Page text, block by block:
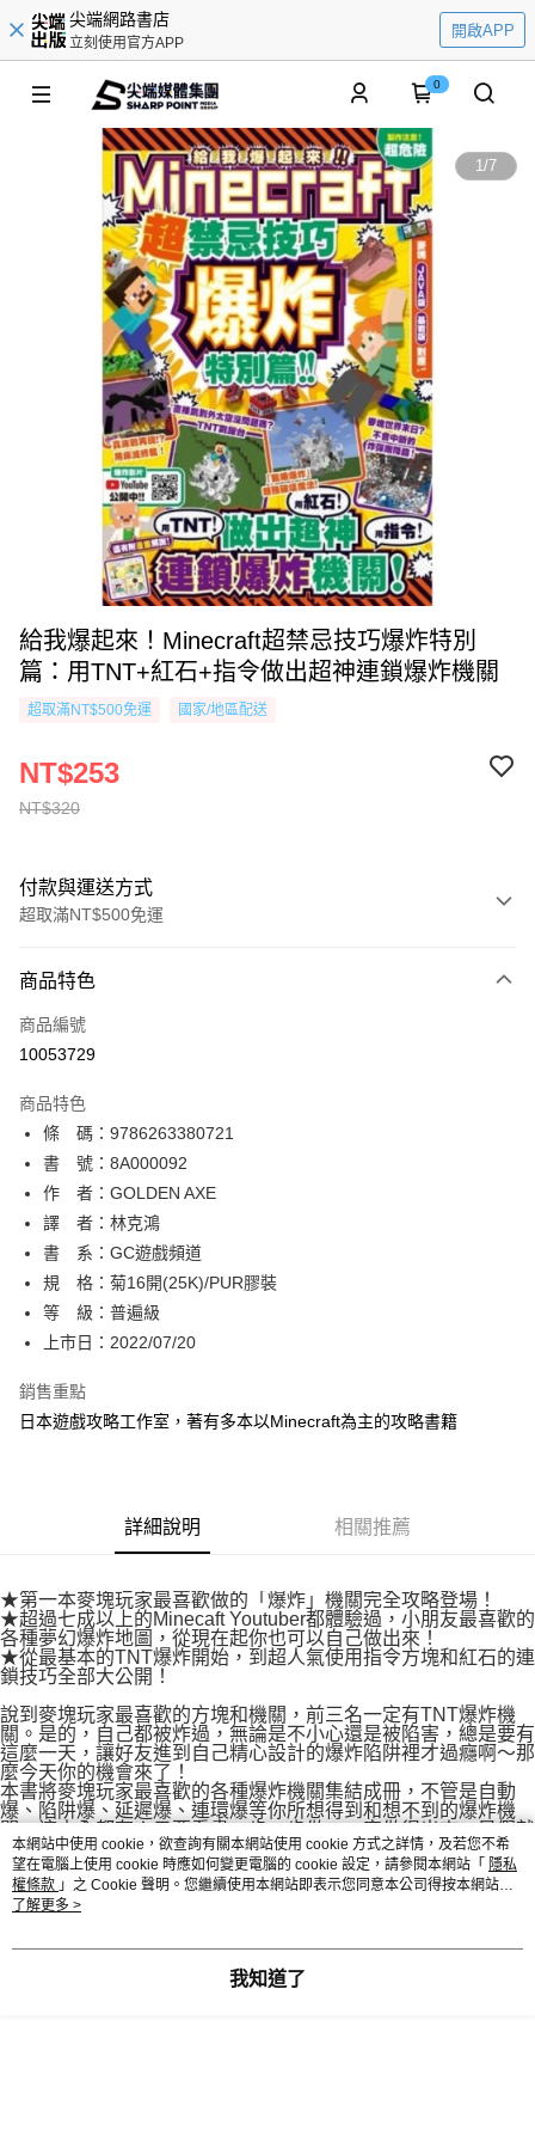
尖端網路書店
立刻使用官方APP
開啟APP
0
1/7
給我爆起來！Minecraft超禁忌技巧爆炸特別
篇：用TNT+紅石+指令做出超神連鎖爆炸機關
超取滿NT$500免運 國家/地區配送
NT$320
NT$253
付款與運送方式
超取滿NT$500免運
信用卡一次付款
超商取貨付款
相關說明
【關於「AFTEE先享後付」】
AFTEE先享後付是「在收到商品之後才付款」的支付方式。 讓您購物簡單
便利好安心！
１．簡單：不需註冊會員、不需綁卡、不需儲值。
２．便利：只要手機號碼，簡訊認證，即可結帳。
３．安心：先確認商品／服務後，再付款。
【「AFTEE先享後付」結帳流程】
１．於結帳方式選擇「AFTEE先享後付」後，將跳轉至「AFTEE先享後付」
結帳頁面，進行簡訊認證並確認金額後，即可完成結帳。
２．訂單成立數日內，您將收到繳費通知簡訊。
ATM／網路銀行／等多元方式進行付款，方視為交易完成。
※ 請注意：結帳手續完成當下不需立刻繳費，但若您需要取消訂單，請聯絡
客戶支援中心」https://netprotections.freshdesk.com/support/home
１．透過由恩沛科技股份有限公司提供之「AFTEE先享後付」服務完成之交
易，需依本服務之必要範圍內提供個人資料，並將交易相關給付款項請求債
權轉讓予恩沛科技股份有限公司。
２．關於個人資料處理事宜，請瀏覽以下網址：
https://aftee.tw/terms/#terms3
「AFTEE先享後付」，若未經同意申辦者引起之損失，本公司不負相關責
任。
４．使用「AFTEE先享後付」時，將依據個別帳號之用戶狀況，依本公司即
時審查核予不同之上限額度；若仍有額度不足之情形，本公司將視審查結果
請求用戶進行身份認證。
５．嚴禁一人註冊多個帳號或使用他人資訊註冊。若發現惡意使用之情形，
恩沛科技股份有限公司將有權停止該用戶之使用額度並採取法律行動。
ATM付款
運送方式
全家取貨付款
每筆NT$80，滿NT$500(含以上)免運費
付款後全家取貨
每筆NT$80，滿NT$500(含以上)免運費
每筆NT$80，滿NT$500(含以上)免運費
付款後7-11取貨
每筆NT$80，滿NT$500(含以上)免運費
宅配
每筆NT$100，滿NT$800(含以上)免運費
國家/地區配送 查看運費
商品特色
商品編號
10053729
商品特色
條 碼：9786263380721
書 號：8A000092
作 者：GOLDEN AXE
譯 者：林克鴻
書 系：GC遊戲頻道
規 格：菊16開(25K)/PUR膠裝
等 級：普遍級
上市日：2022/07/20
銷售重點
日本遊戲攻略工作室，著有多本以Minecraft為主的攻略書籍
詳細說明 相關推薦
★第一本麥塊玩家最喜歡做的「爆炸」機關完全攻略登場！
★超過七成以上的Minecaft Youtuber都體驗過，小朋友最喜歡的
各種夢幻爆炸地圖，從現在起你也可以自己做出來！
★從最基本的TNT爆炸開始，到超人氣使用指令方塊和紅石的連
鎖技巧全部大公開！
說到麥塊玩家最喜歡的方塊和機關，前三名一定有TNT爆炸機
關。是的，自己都被炸過，無論是不小心還是被陷害，總是要有
這麼一天，讓好友進到自己精心設計的爆炸陷阱裡才過癮啊～那
麼今天你的機會來了！
本書將麥塊玩家最喜歡的各種爆炸機關集結成冊，不管是自動
爆、陷阱爆、延遲爆、連環爆等你所想得到和想不到的爆炸機
關，這本全都有！只要看書一步一步做，一定做得出來，暑假就
在家做麥塊爆炸機關，享受既安全又爽快的爆炸樂趣！但是要小
心別讓電腦當機了喔！
本網站中使用 cookie，欲查詢有關本網站使用 cookie 方式之詳情，及若您不希
望在電腦上使用 cookie 時應如何變更電腦的 cookie 設定，請參閱本網站「 隱私
權條款 」之 Cookie 聲明。您繼續使用本網站即表示您同意本公司得按本網站使
用條款之 Cookie 聲明使用 cookie。
了解更多 >
我知道了